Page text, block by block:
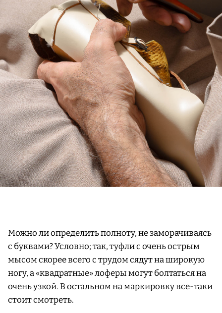
Можно ли определить полноту, не заморачиваясь
с буквами? Условно; так, туфли с очень острым
мысом скорее всего с трудом сядут на широкую
ногу, а «квадратные» лоферы могут болтаться на
очень узкой. В остальном на маркировку все-таки
стоит смотреть.